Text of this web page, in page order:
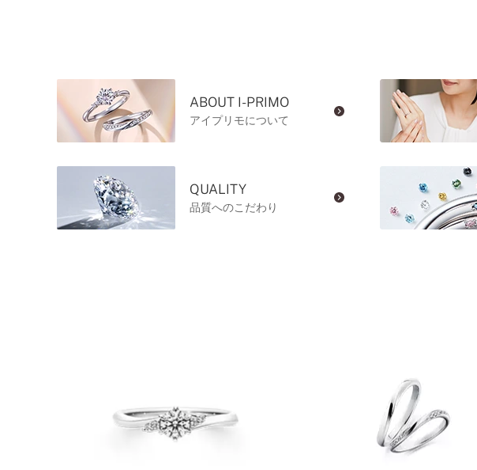
ABOUT I-PRIMO
アイプリモについて
QUALITY
品質へのこだわり